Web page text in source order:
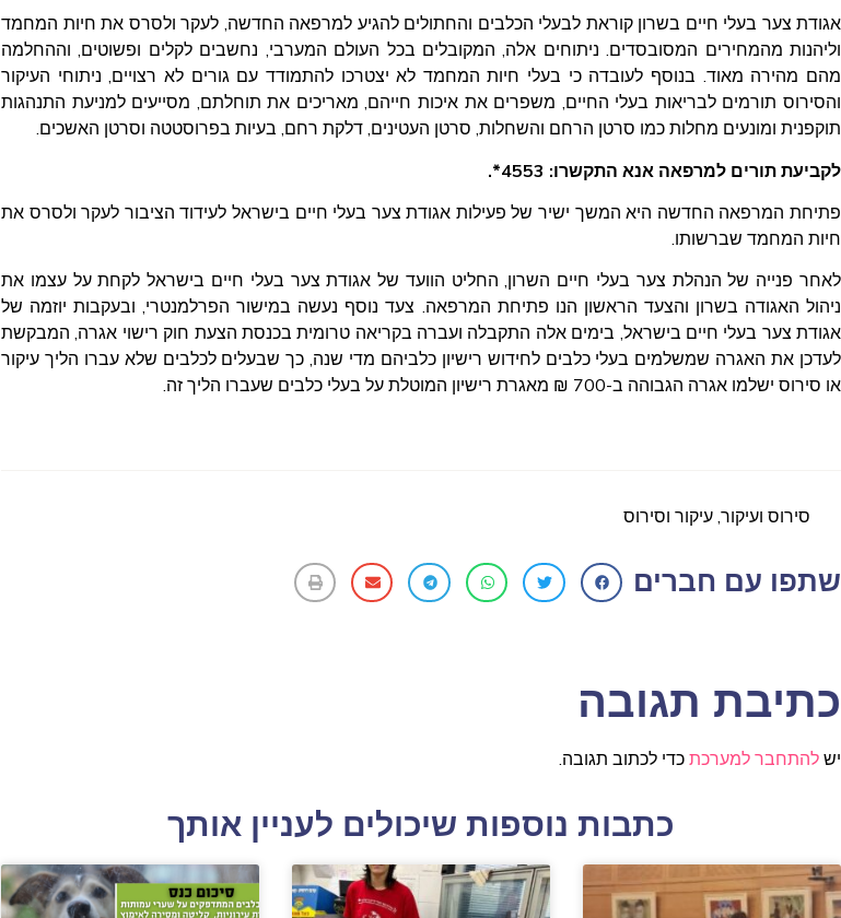
אגודת צער בעלי חיים בשרון קוראת לבעלי הכלבים והחתולים להגיע למרפאה החדשה, לעקר ולסרס את חיות המחמד
וליהנות מהמחירים המסובסדים. ניתוחים אלה, המקובלים בכל העולם המערבי, נחשבים לקלים ופשוטים, וההחלמה
מהם מהירה מאוד. בנוסף לעובדה כי בעלי חיות המחמד לא יצטרכו להתמודד עם גורים לא רצויים, ניתוחי העיקור
והסירוס תורמים לבריאות בעלי החיים, משפרים את איכות חייהם, מאריכים את תוחלתם, מסייעים למניעת התנהגות
תוקפנית ומונעים מחלות כמו סרטן הרחם והשחלות, סרטן העטינים, דלקת רחם, בעיות בפרוסטטה וסרטן האשכים.
לקביעת תורים למרפאה אנא התקשרו: 4553*.
פתיחת המרפאה החדשה היא המשך ישיר של פעילות אגודת צער בעלי חיים בישראל לעידוד הציבור לעקר ולסרס את
חיות המחמד שברשותו.
לאחר פנייה של הנהלת צער בעלי חיים השרון, החליט הוועד של אגודת צער בעלי חיים בישראל לקחת על עצמו את
ניהול האגודה בשרון והצעד הראשון הנו פתיחת המרפאה. צעד נוסף נעשה במישור הפרלמנטרי, ובעקבות יוזמה של
אגודת צער בעלי חיים בישראל, בימים אלה התקבלה ועברה בקריאה טרומית בכנסת הצעת חוק רישוי אגרה, המבקשת
לעדכן את האגרה שמשלמים בעלי כלבים לחידוש רישיון כלביהם מדי שנה, כך שבעלים לכלבים שלא עברו הליך עיקור
או סירוס ישלמו אגרה הגבוהה ב-700 ₪ מאגרת רישיון המוטלת על בעלי כלבים שעברו הליך זה.
סירוס ועיקור,עיקור וסירוס
שתפו עם חברים
כתיבת תגובה
ישלהתחבר למערכתכדי לכתוב תגובה.
כתבות נוספות שיכולים לעניין אותך